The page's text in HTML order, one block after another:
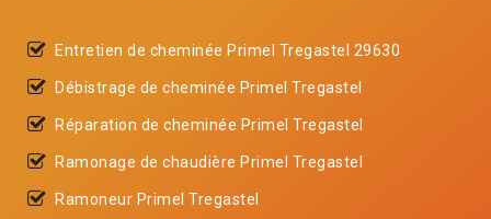
Entretien de cheminée Primel Tregastel 29630
Débistrage de cheminée Primel Tregastel
Réparation de cheminée Primel Tregastel
Ramonage de chaudière Primel Tregastel
Ramoneur Primel Tregastel